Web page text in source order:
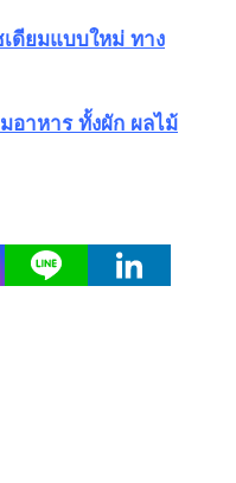
เดียมแบบใหม่ ทาง
อาหาร ทั้งผัก ผลไม้